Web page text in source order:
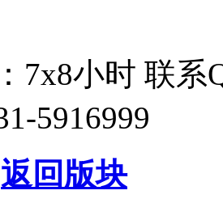
7x8小时 联系
5916999
返回版块